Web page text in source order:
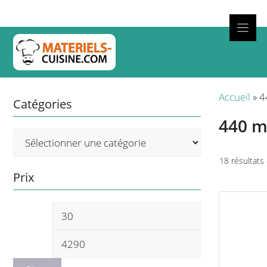
contenu
Accueil »
440
18 résultats
Catégories
Prix
Prix